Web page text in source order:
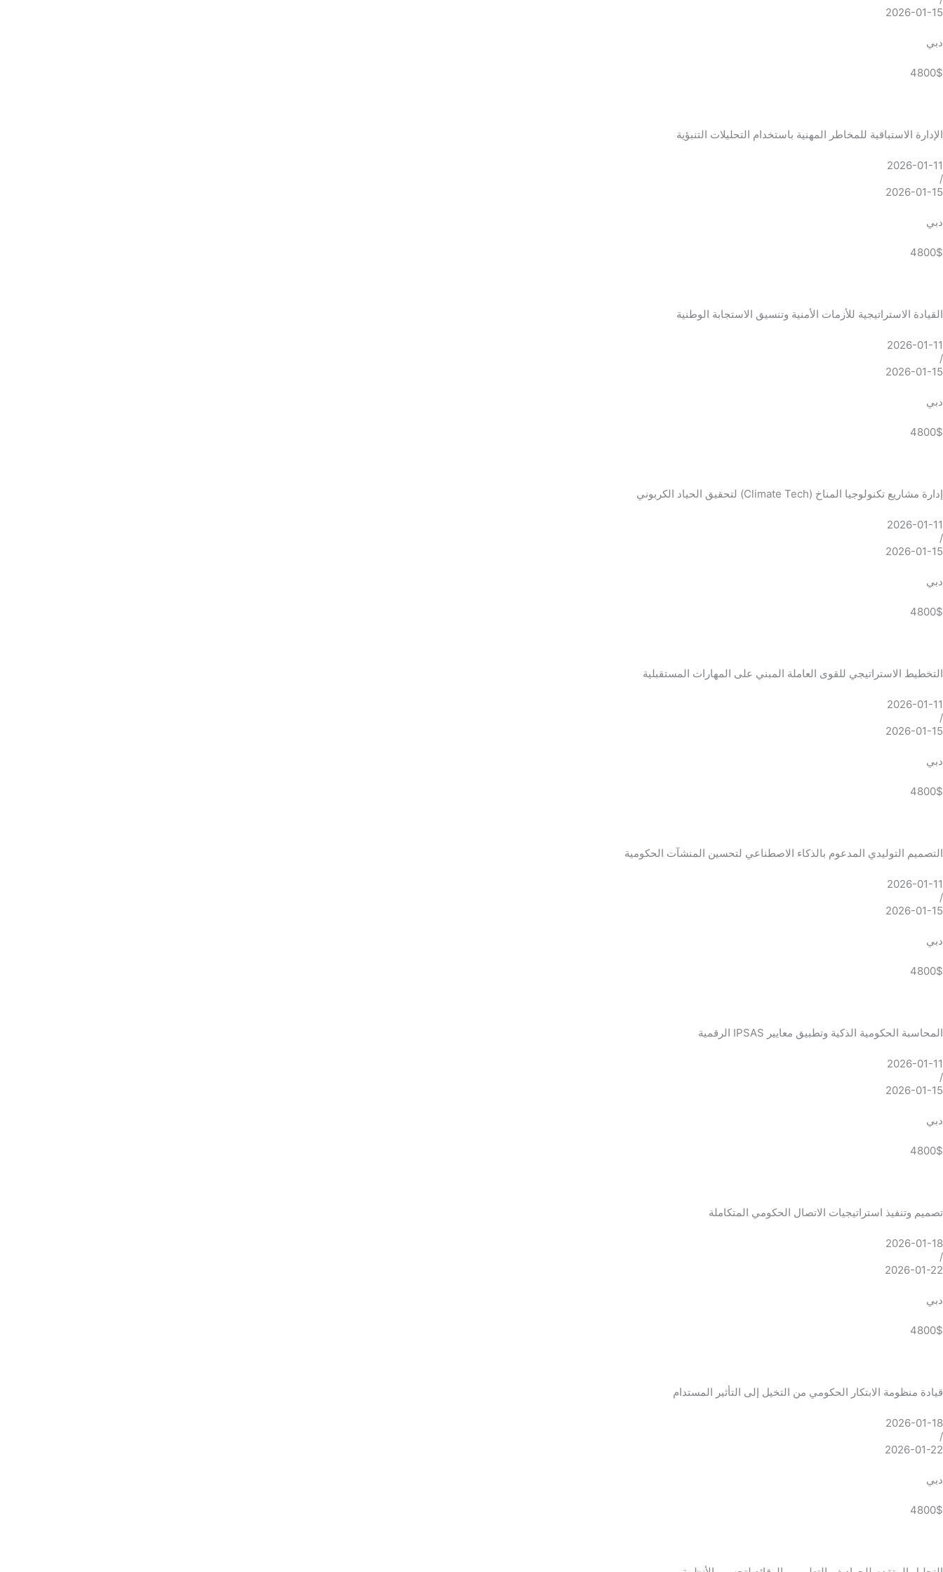
2026-01-15
دبي
4800$
الإدارة الاستباقية للمخاطر المهنية باستخدام التحليلات التنبؤية
2026-01-11
/
2026-01-15
دبي
4800$
القيادة الاستراتيجية للأزمات الأمنية وتنسيق الاستجابة الوطنية
2026-01-11
/
2026-01-15
دبي
4800$
إدارة مشاريع تكنولوجيا المناخ (Climate Tech) لتحقيق الحياد الكربوني
2026-01-11
/
2026-01-15
دبي
4800$
التخطيط الاستراتيجي للقوى العاملة المبني على المهارات المستقبلية
2026-01-11
/
2026-01-15
دبي
4800$
التصميم التوليدي المدعوم بالذكاء الاصطناعي لتحسين المنشآت الحكومية
2026-01-11
/
2026-01-15
دبي
4800$
المحاسبة الحكومية الذكية وتطبيق معايير IPSAS الرقمية
2026-01-11
/
2026-01-15
دبي
4800$
تصميم وتنفيذ استراتيجيات الاتصال الحكومي المتكاملة
2026-01-18
/
2026-01-22
دبي
4800$
قيادة منظومة الابتكار الحكومي من التخيل إلى التأثير المستدام
2026-01-18
/
2026-01-22
دبي
4800$